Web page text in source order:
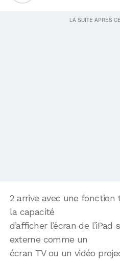
2 arrive avec une fonction
la capacité
d’afficher l’écran de
externe comme un
écran TV ou un vidéo